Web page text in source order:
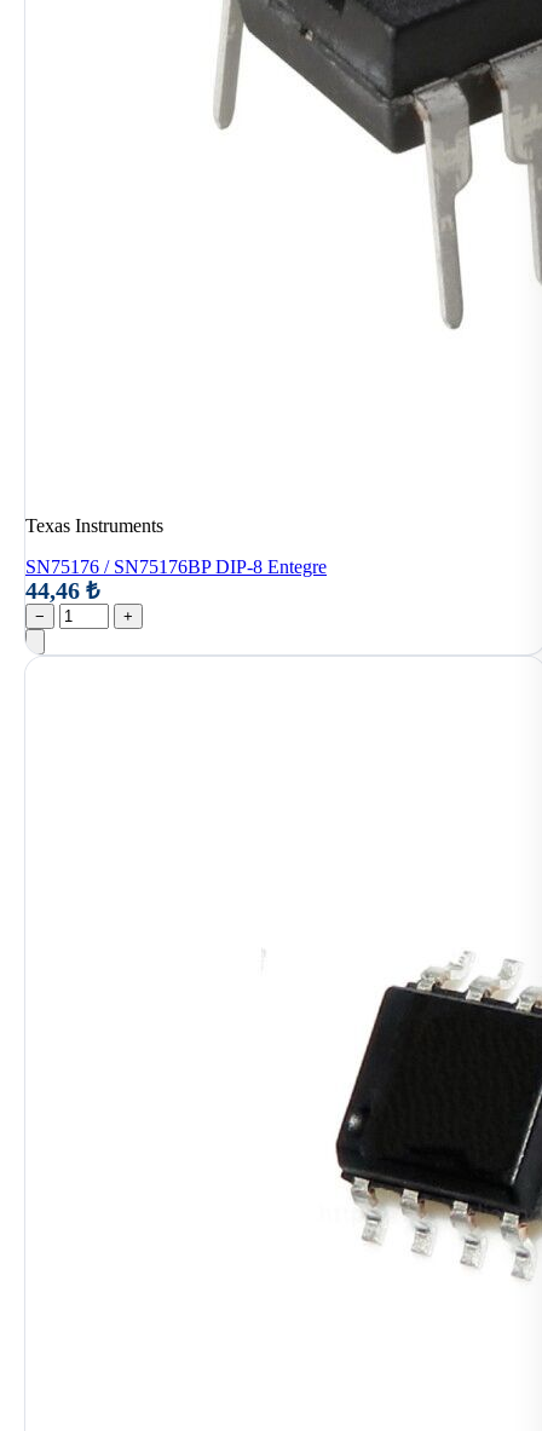
Texas Instruments
SN75176 / SN75176BP DIP-8 Entegre
44,46 ₺
− +